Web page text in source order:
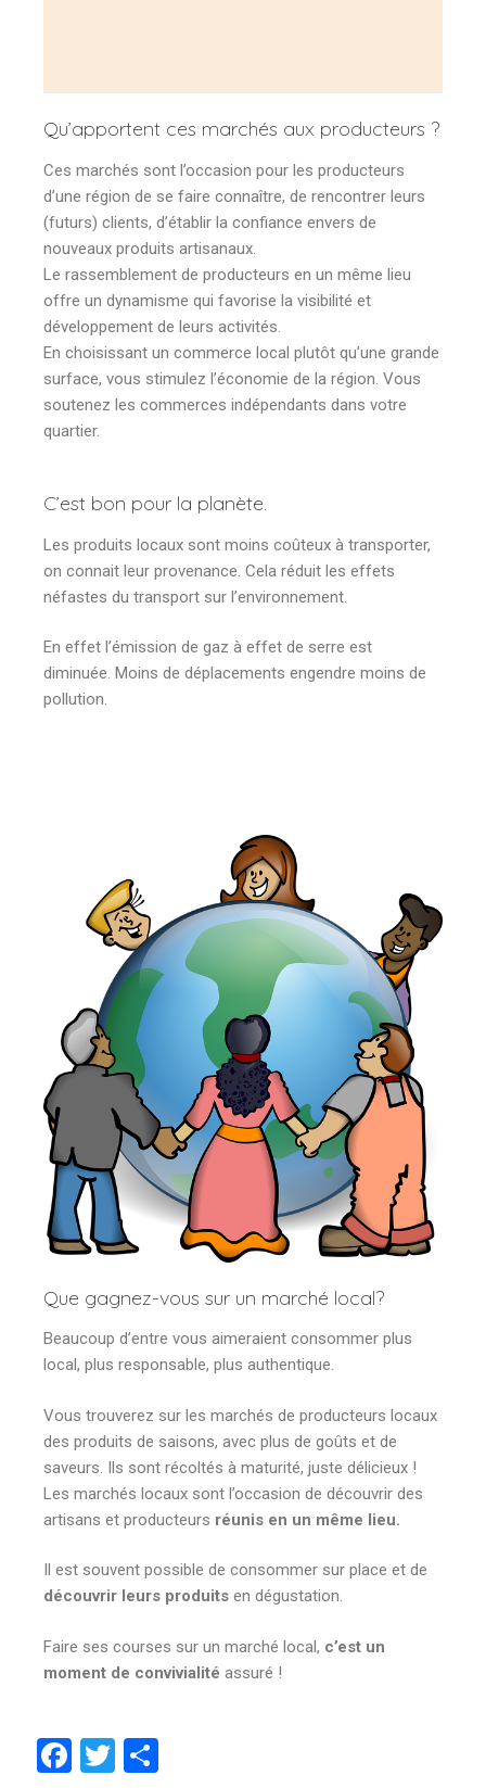
Qu’apportent ces marchés aux producteurs ?
Ces marchés sont l’occasion pour les producteurs
d’une région de se faire connaître, de rencontrer leurs
(futurs) clients, d’établir la confiance envers de
nouveaux produits artisanaux.
Le rassemblement de producteurs en un même lieu
offre un dynamisme qui favorise la visibilité et
développement de leurs activités.
En choisissant un commerce local plutôt qu’une grande
surface, vous stimulez l’économie de la région. Vous
soutenez les commerces indépendants dans votre
quartier.
C’est bon pour la planète.
Les produits locaux sont moins coûteux à transporter,
on connait leur provenance. Cela réduit les effets
néfastes du transport sur l’environnement.
En effet l’émission de gaz à effet de serre est
diminuée. Moins de déplacements engendre moins de
pollution.
Que gagnez-vous sur un marché local?
Beaucoup d’entre vous aimeraient consommer plus
local, plus responsable, plus authentique.
Vous trouverez sur les marchés de producteurs locaux
des produits de saisons, avec plus de goûts et de
saveurs. Ils sont récoltés à maturité, juste délicieux !
Les marchés locaux sont l’occasion de découvrir des
artisans et producteurs réunis en un même lieu.
Il est souvent possible de consommer sur place et de
découvrir leurs produits en dégustation.
Faire ses courses sur un marché local, c’est un
moment de convivialité assuré !
F
T